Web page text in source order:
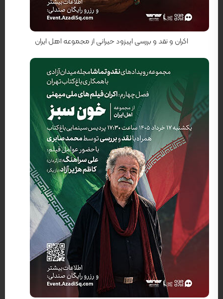
کارگردان: رضا محبی
اکران و نقد و بررسی اپیزود حیرانی از مجموعه اهل ایران
کارگردان: علی سراهنگ